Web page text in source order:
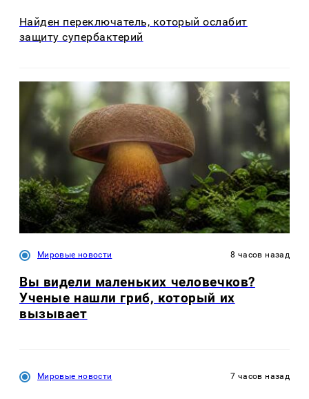
Найден переключатель, который ослабит
защиту супербактерий
Мировые новости 8 часов назад
Вы видели маленьких человечков?
Ученые нашли гриб, который их
вызывает
Мировые новости 7 часов назад